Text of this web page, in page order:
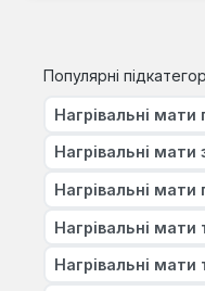
Популярні
Нагрівальні мати
Нагрівальні мати
Нагрівальні мати
Нагрівальні
Нагрівальні